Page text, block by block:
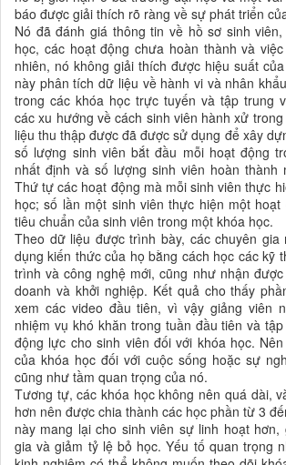
báo được giải thích rõ ràng về sự phát triển
Nó đã đánh giá thông tin về hồ sơ sinh
học, các hoạt động chưa hoàn thành và
nhiên, nó không giải thích được hiệu suất
này phân tích dữ liệu về hành vi và nhân
trong các khóa học trực tuyến và tập trung
các xu hướng về cách sinh viên hành xử
liệu thu thập được đã được sử dụng để xây
số lượng sinh viên bắt đầu mỗi hoạt động
nhất định và số lượng sinh viên hoàn thành
Thứ tự các hoạt động mà mỗi sinh viên thực
học; số lần một sinh viên thực hiện một
tiêu chuẩn của sinh viên trong một khóa học.
Theo dữ liệu được trình bày, các chuyên gia
dụng kiến thức của họ bằng cách học các kỹ
trình và công nghệ mới, cũng như nhận
doanh và khởi nghiệp. Kết quả cho thấy
xem các video đầu tiên, vì vậy giảng viên
nhiệm vụ khó khăn trong tuần đầu tiên và
động lực cho sinh viên đối với khóa học.
của khóa học đối với cuộc sống hoặc sự
cũng như tầm quan trọng của nó.
Tương tự, các khóa học không nên quá dài,
hơn nên được chia thành các học phần từ 3
này mang lại cho sinh viên sự linh hoạt hơn,
gia và giảm tỷ lệ bỏ học. Yếu tố quan trọng